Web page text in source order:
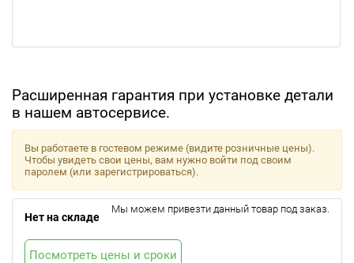
Расширенная гарантия при установке детали
в нашем автосервисе.
Вы работаете в гостевом режиме (видите розничные цены).
Чтобы увидеть свои цены, вам нужно войти под своим
паролем (или зарегистрироваться).
Нет на складе
Мы можем привезти данный товар под заказ.
Посмотреть цены и сроки